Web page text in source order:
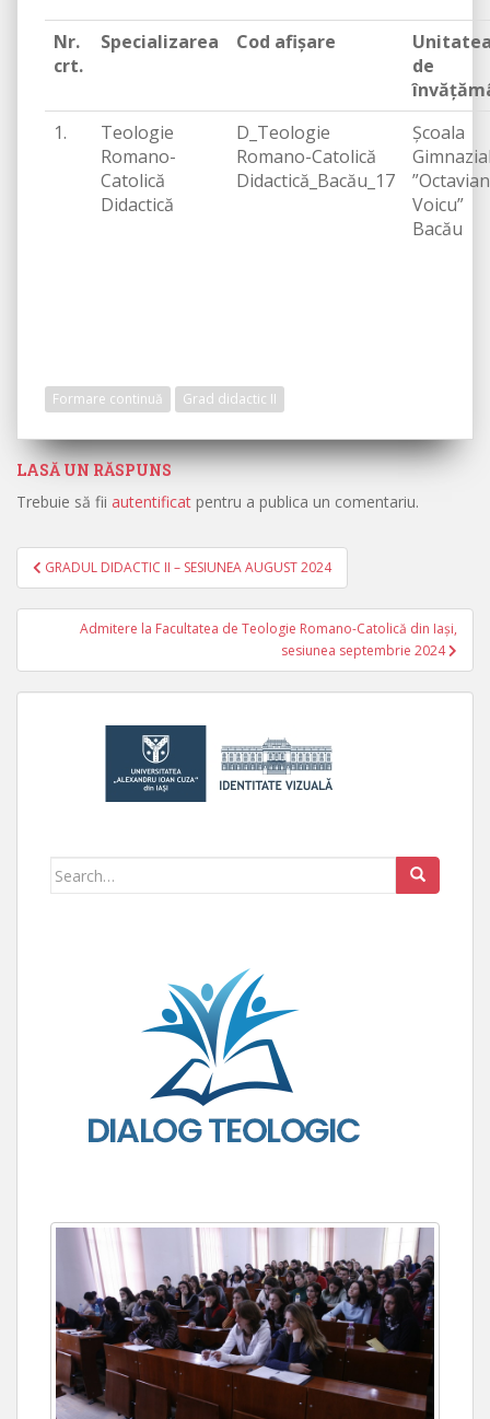
Nr.
crt.
Specializarea Cod afişare
de
1.
Teologie
Romano-
Catolică
Didactică
D_Teologie
Romano-Catolică
Didactică_Bacău_17
Şcoala
”Octavian
Voicu”
Bacău
Formare continuă Grad didactic II
LASĂ UN RĂSPUNS
Trebuie să fii autentificat pentru a publica un comentariu.
Navigare în articole
GRADUL DIDACTIC II – SESIUNEA AUGUST 2024
Admitere la Facultatea de Teologie Romano-Catolică din Iași,
sesiunea septembrie 2024
Search for: